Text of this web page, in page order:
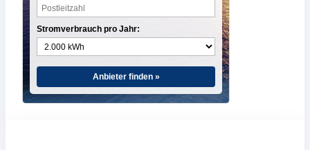
Stromverbrauch pro Jahr:
Anbieter finden »